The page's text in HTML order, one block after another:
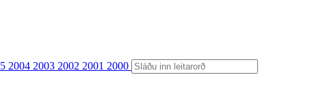
2004 2003 2002 2001 2000